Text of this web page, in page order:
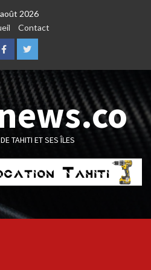
2026
Contact
FacebookTwitter
TAHITI ET SES ÎLES